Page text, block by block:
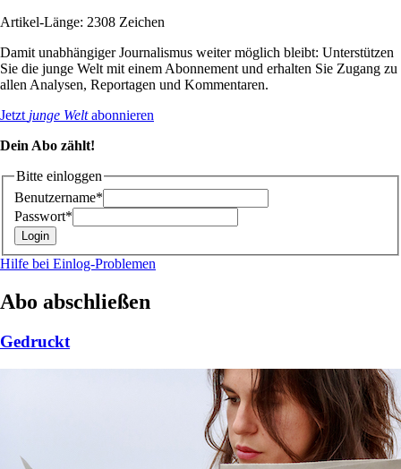
Artikel-Länge: 2308 Zeichen
Damit unabhängiger Journalismus weiter möglich bleibt: Unterstützen
Sie die junge Welt mit einem Abonnement und erhalten Sie Zugang zu
allen Analysen, Reportagen und Kommentaren.
Jetzt junge Weltabonnieren
Dein Abo zählt!
Bitte einloggen
Benutzername*
Passwort*
Hilfe bei Einlog-Problemen
Abo abschließen
Gedruckt